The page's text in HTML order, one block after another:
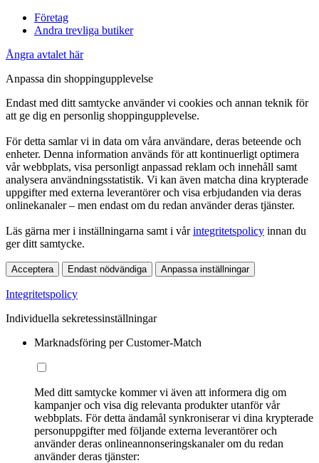
Företag
Andra trevliga butiker
Ångra avtalet här
Anpassa din shoppingupplevelse
Endast med ditt samtycke använder vi cookies och annan teknik för
att ge dig en personlig shoppingupplevelse.
För detta samlar vi in data om våra användare, deras beteende och
enheter. Denna information används för att kontinuerligt optimera
vår webbplats, visa personligt anpassad reklam och innehåll samt
analysera användningsstatistik. Vi kan även matcha dina krypterade
uppgifter med externa leverantörer och visa erbjudanden via deras
onlinekanaler – men endast om du redan använder deras tjänster.
Läs gärna mer i inställningarna samt i vårintegritetspolicy innan du
ger ditt samtycke.
Acceptera Endast nödvändiga Anpassa inställningar
Integritetspolicy
Individuella sekretessinställningar
Marknadsföring per Customer-Match
Med ditt samtycke kommer vi även att informera dig om
kampanjer och visa dig relevanta produkter utanför vår
webbplats. För detta ändamål synkroniserar vi dina krypterade
personuppgifter med följande externa leverantörer och
använder deras onlineannonseringskanaler om du redan
använder deras tjänster: